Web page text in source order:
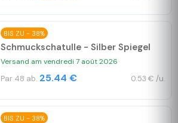
BIS ZU - 38%
Schmuckschatulle - Silber Spiegel
Versand am vendredi 7 août 2026
Par 48 ab. 25.44 € 0.53 € /u.
BIS ZU - 38%